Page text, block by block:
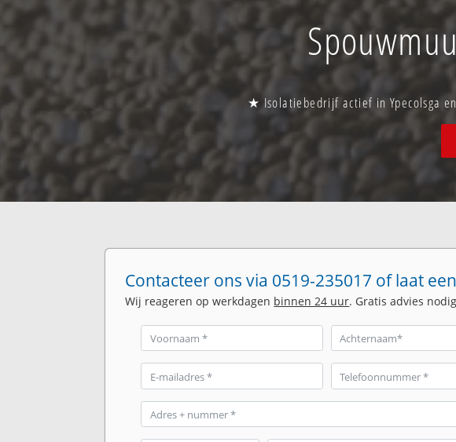
★ Isolatiebedrijf actief in Ypecolsga
Contacteer ons via 0519-235017 of laat
Wij reageren op werkdagen binnen 24 uur. Gratis advies